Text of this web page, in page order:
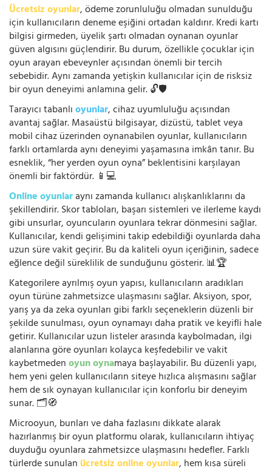
Ücretsiz oyunlar, ödeme zorunluluğu olmadan sunulduğu
için kullanıcıların deneme eşiğini ortadan kaldırır. Kredi kartı
bilgisi girmeden, üyelik şartı olmadan oynanan oyunlar
güven algısını güçlendirir. Bu durum, özellikle çocuklar için
oyun arayan ebeveynler açısından önemli bir tercih
sebebidir. Aynı zamanda yetişkin kullanıcılar için de risksiz
bir oyun deneyimi anlamına gelir. 🔓🛡️
Tarayıcı tabanlıoyunlar, cihaz uyumluluğu açısından
avantaj sağlar. Masaüstü bilgisayar, dizüstü, tablet veya
mobil cihaz üzerinden oynanabilen oyunlar, kullanıcıların
farklı ortamlarda aynı deneyimi yaşamasına imkân tanır. Bu
esneklik, “her yerden oyun oyna” beklentisini karşılayan
önemli bir faktördür. 📱💻
Online oyunlaraynı zamanda kullanıcı alışkanlıklarını da
şekillendirir. Skor tabloları, başarı sistemleri ve ilerleme kaydı
gibi unsurlar, oyuncuların oyunlara tekrar dönmesini sağlar.
Kullanıcılar, kendi gelişimini takip edebildiği oyunlarda daha
uzun süre vakit geçirir. Bu da kaliteli oyun içeriğinin, sadece
eğlence değil süreklilik de sunduğunu gösterir. 📊🏆
Kategorilere ayrılmış oyun yapısı, kullanıcıların aradıkları
oyun türüne zahmetsizce ulaşmasını sağlar. Aksiyon, spor,
yarış ya da zeka oyunları gibi farklı seçeneklerin düzenli bir
şekilde sunulması, oyun oynamayı daha pratik ve keyifli hale
getirir. Kullanıcılar uzun listeler arasında kaybolmadan, ilgi
alanlarına göre oyunları kolayca keşfedebilir ve vakit
kaybetmedenoyun oynamaya başlayabilir. Bu düzenli yapı,
hem yeni gelen kullanıcıların siteye hızlıca alışmasını sağlar
hem de sık oynayan kullanıcılar için konforlu bir deneyim
sunar. 🗂️🧭
Microoyun, bunları ve daha fazlasını dikkate alarak
hazırlanmış bir oyun platformu olarak, kullanıcıların ihtiyaç
duyduğu oyunlara zahmetsizce ulaşmasını hedefler. Farklı
türlerde sunulan ücretsiz online oyunlar, hem kısa süreli